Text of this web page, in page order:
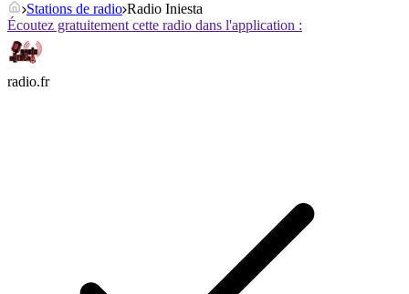
Stations de radio Radio Iniesta
Écoutez gratuitement cette radio dans l'application :
radio.fr